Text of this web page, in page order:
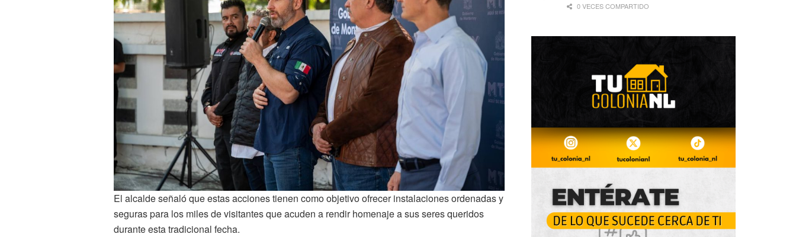
El alcalde señaló que estas acciones tienen como objetivo ofrecer instalaciones ordenadas y
seguras para los miles de visitantes que acuden a rendir homenaje a sus seres queridos
durante esta tradicional fecha.
0 VECES COMPARTIDO